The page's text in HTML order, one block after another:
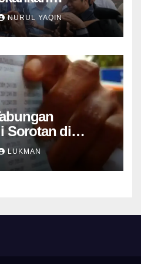
NURUL YAQIN
Sorotan di
DPK 2026
LUKMAN